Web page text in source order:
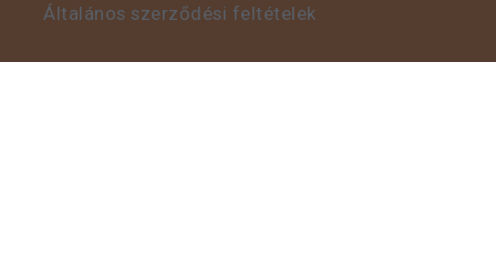
Általános szerződési feltételek